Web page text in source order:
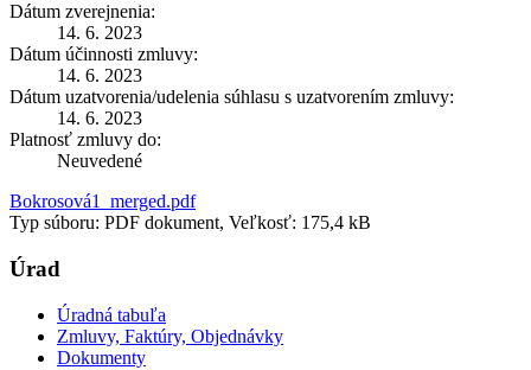
Dátum zverejnenia:
14. 6. 2023
Dátum účinnosti zmluvy:
14. 6. 2023
Dátum uzatvorenia/udelenia súhlasu s uzatvorením zmluvy:
14. 6. 2023
Platnosť zmluvy do:
Neuvedené
Bokrosová1_merged.pdf
Typ súboru: PDF dokument, Veľkosť: 175,4 kB
Úrad
Úradná tabuľa
Zmluvy, Faktúry, Objednávky
Dokumenty